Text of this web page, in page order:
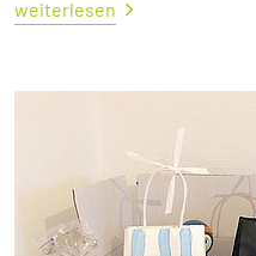
weiterlesen